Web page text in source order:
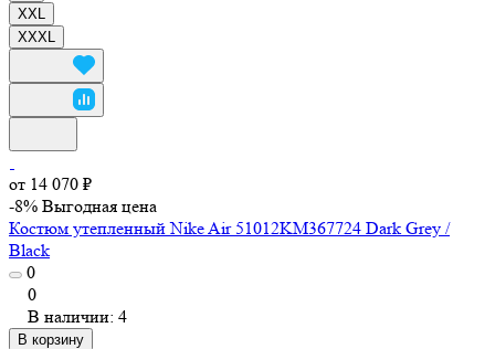
XXL
XXXL
от 14 070 ₽
-8% Выгодная цена
Костюм утепленный Nike Air 51012KM367724 Dark Grey /
Black
0
0
В наличии: 4
В корзину